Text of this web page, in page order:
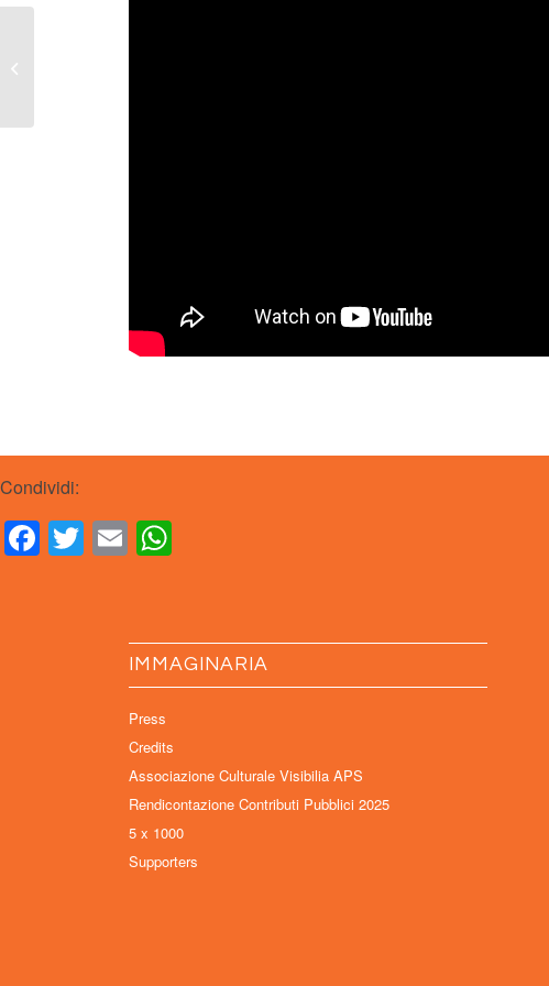
Condividi:
Facebook
Twitter
Email
IMMAGINARIA
Press
Credits
Associazione Culturale Visibilia APS
Rendicontazione Contributi Pubblici 2025
5 x 1000
Supporters